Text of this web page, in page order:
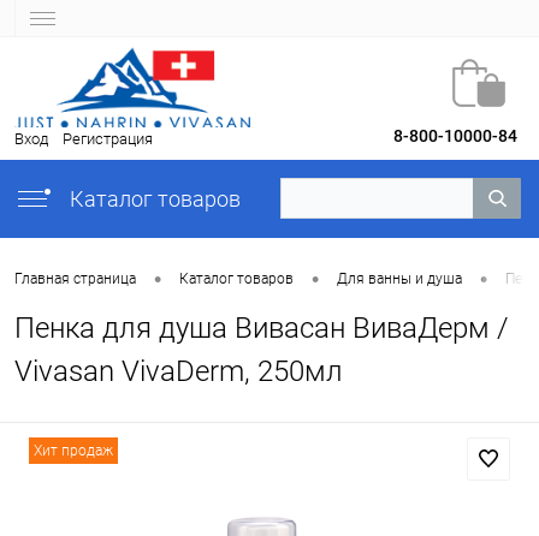
Вход Регистрация 8-800-10000-84
Каталог товаров
Главная страница • Каталог товаров • Для ванны и душа •
Пенка для душа Вивасан ВиваДерм /
Vivasan VivaDerm, 250мл
Хит продаж